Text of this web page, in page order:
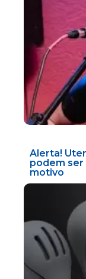
Alerta!
podem ser
motivo